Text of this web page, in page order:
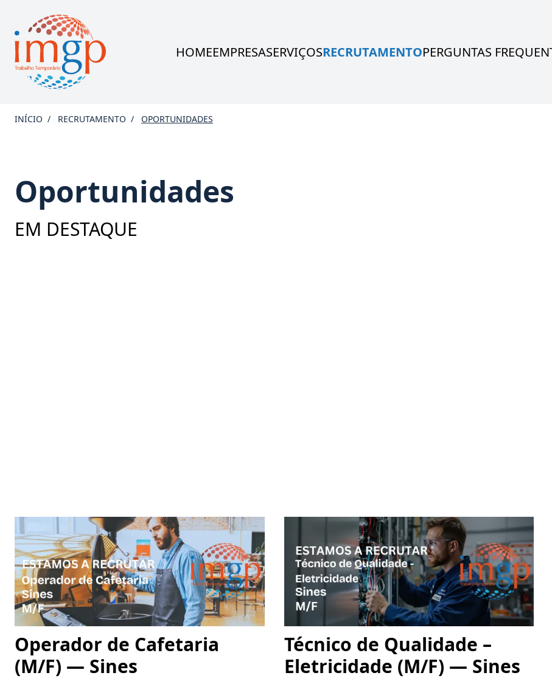
HOMEEMPRESASERVIÇOSRECRUTAMENTOPERGUNTAS
INÍCIO
RECRUTAMENTO OPORTUNIDADES
Oportunidades
EM DESTAQUE
Operador de Cafetaria
(M/F) — Sines
Técnico de Qualidade –
Eletricidade (M/F) — Sines